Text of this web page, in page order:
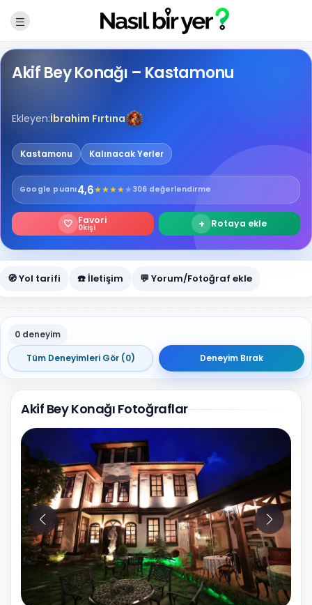
Akif Bey Konağı – Kastamonu
Ekleyen:İbrahim Fırtına
Kastamonu Kalınacak Yerler
Google puanı4,6★★★★★ 306 değerlendirme
🤍 Favori
0kişi + Rotaya ekle
🧭 Yol tarifi ☎️ İletişim 💬 Yorum/Fotoğraf ekle
0 deneyim
Tüm Deneyimleri Gör (0)
Deneyim Bırak
Akif Bey Konağı Fotoğraflar
10